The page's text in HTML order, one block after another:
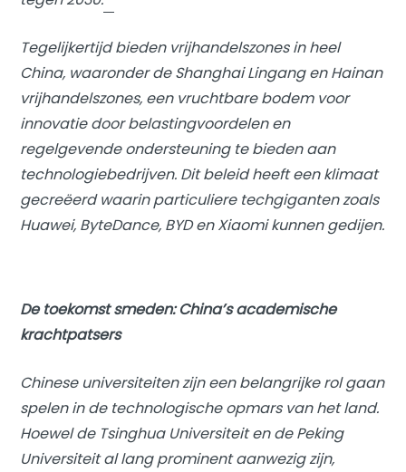
Tegelijkertijd bieden vrijhandelszones in heel
China, waaronder de Shanghai Lingang en Hainan
vrijhandelszones, een vruchtbare bodem voor
innovatie door belastingvoordelen en
regelgevende ondersteuning te bieden aan
technologiebedrijven. Dit beleid heeft een klimaat
gecreëerd waarin particuliere techgiganten zoals
Huawei, ByteDance, BYD en Xiaomi kunnen gedijen.
De toekomst smeden: China’s academische
krachtpatsers
Chinese universiteiten zijn een belangrijke rol gaan
spelen in de technologische opmars van het land.
Hoewel de Tsinghua Universiteit en de Peking
Universiteit al lang prominent aanwezig zijn,